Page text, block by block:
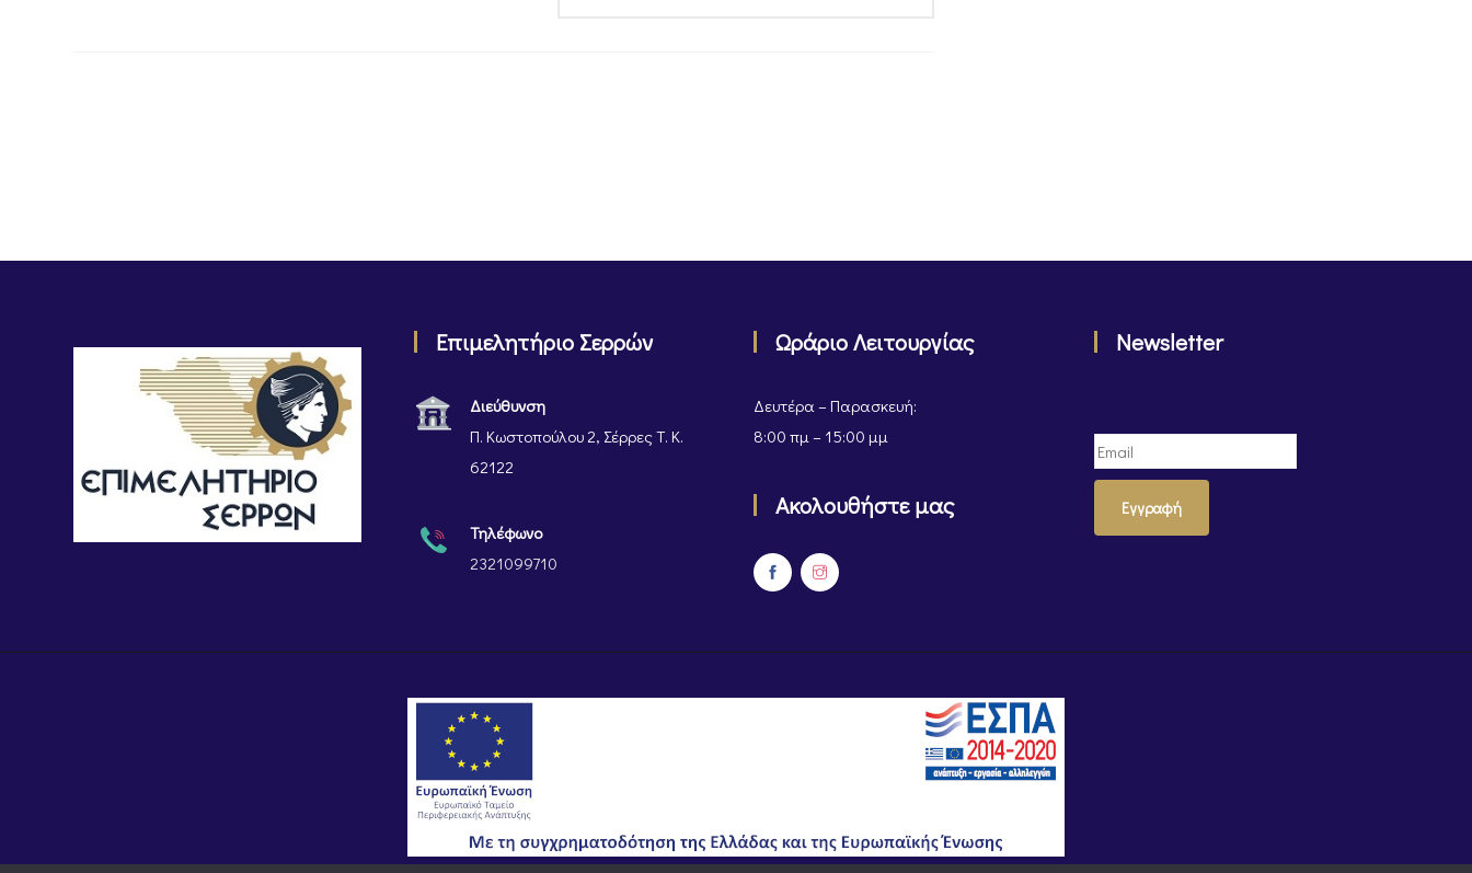
Επιμελητήριο Σερρών
Διεύθυνση
Π. Κωστοπούλου 2, Σέρρες Τ. Κ.
62122
Τηλέφωνο
2321099710
Ωράριο Λειτουργίας
Δευτέρα – Παρασκευή:
8:00 πμ – 15:00 μμ
Ακολουθήστε μας
Newsletter
Εγγραφή